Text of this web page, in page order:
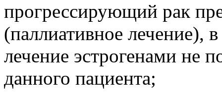
прогрессирующий рак
(паллиативное лечение),
лечение эстрогенами не
данного пациента;